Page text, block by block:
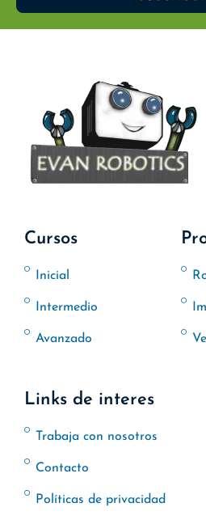
Cursos
Inicial
Intermedio
Avanzado
Links de interes
Trabaja con nosotros
Contacto
Políticas de privacidad